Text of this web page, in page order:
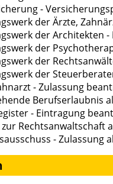
-
der Ärzte,
der Architekten
der
der
der
- Zulassung
Berufserlaubnis
- Eintragung
Rechtsanwaltschaft
- Zulassung